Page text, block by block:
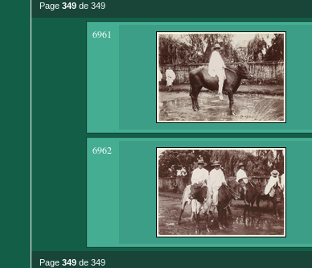
Page 349 de 349
6961
6962
Page 349 de 349